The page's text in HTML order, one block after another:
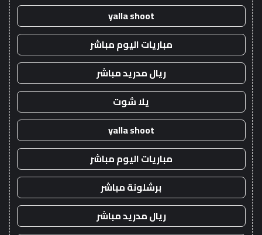
yalla shoot
مباريات اليوم مباشر
ريال مدريد مباشر
يلا شوت
yalla shoot
مباريات اليوم مباشر
برشلونة مباشر
ريال مدريد مباشر